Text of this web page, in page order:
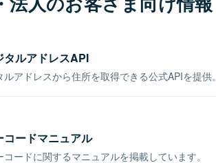
タルアドレスAPI
アドレスから住所を取得できる公式APIを提供。
ードマニュアル
ードに関するマニュアルを掲載しています。